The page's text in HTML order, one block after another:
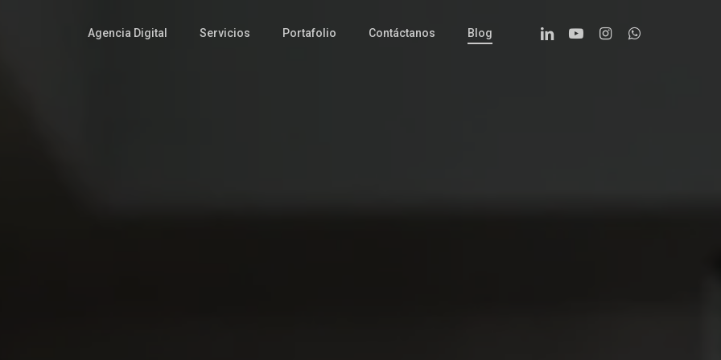
Agencia Digital Servicios Portafolio Contáctanos Blog LinkedinYoutubeInstagramWhatsapp